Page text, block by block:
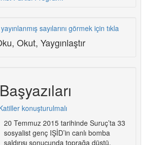
Okut, Yaygınlaştır
konuşturulmalı
20 Temmuz 2015 tarihinde Suruç’ta 33
sosyalist genç IŞİD’in canlı bomba
saldırısı sonucunda toprağa düştü.